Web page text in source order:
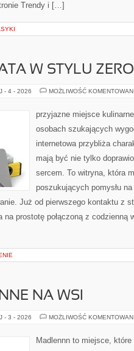
Trendy i […]
W STYLU
- 4 - 2026 MOŻLIWOŚĆ
przyjazne miejsce
osobach szukających
internetowa przybliża
mają być nie tylko
sercem. To witryna, która
poszukujących pomysłu
Już od pierwszego kontaktu z
prostotę połączoną z codzienną
NA WSI
- 3 - 2026 MOŻLIWOŚĆ
Madlennn to miejsce,